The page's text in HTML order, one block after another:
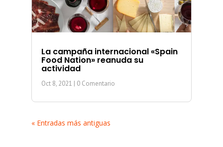
La campaña internacional «Spain
Food Nation» reanuda su
actividad
Oct 8, 2021 | 0 Comentario
« Entradas más antiguas